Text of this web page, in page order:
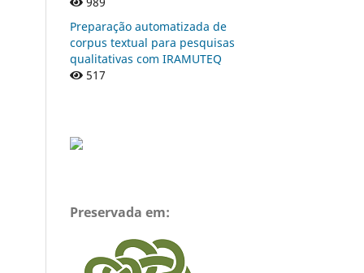
Preparação automatizada de
corpus textual para pesquisas
qualitativas com IRAMUTEQ
517
Preservada em: